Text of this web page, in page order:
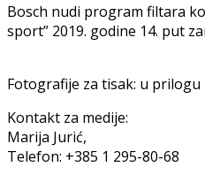
Bosch nudi program filtara
sport” 2019. godine 14. put
Fotografije za tisak: u prilogu
Kontakt za medije:
Marija Jurić,
Telefon: +385 1 295-80-68